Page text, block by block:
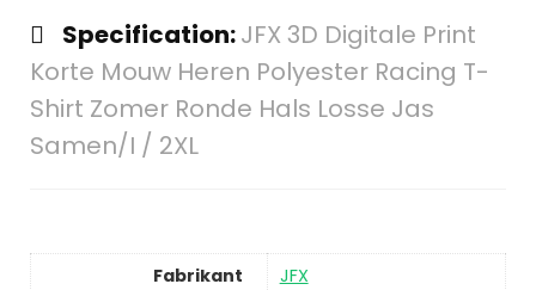
Specification:JFX 3D Digitale Print
Korte Mouw Heren Polyester Racing T-
Shirt Zomer Ronde Hals Losse Jas
Samen/I / 2XL
Fabrikant
JFX